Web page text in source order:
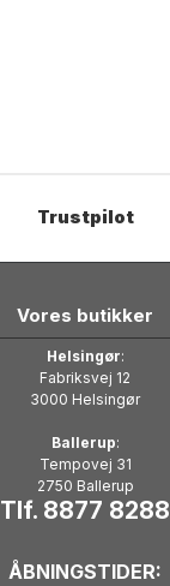
Trustpilot
Vores butikker
Helsingør:
Fabriksvej 12
3000 Helsingør
Ballerup:
Tempovej 31
2750 Ballerup
Tlf. 8877 8288
ÅBNINGSTIDER: